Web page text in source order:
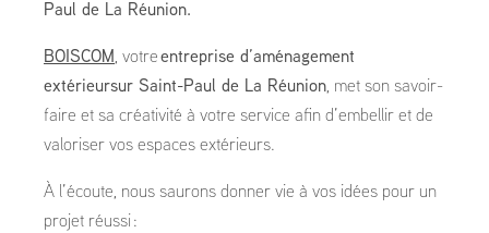
Paul de La Réunion.
BOISCOM, votre entreprise d’aménagement
extérieursur Saint-Paul de La Réunion, met son savoir-
faire et sa créativité à votre service afin d’embellir et de
valoriser vos espaces extérieurs.
À l’écoute, nous saurons donner vie à vos idées pour un
projet réussi :